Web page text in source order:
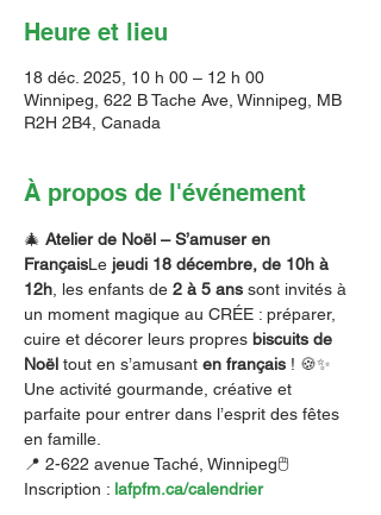
Heure et lieu
18 déc. 2025, 10 h 00 – 12 h 00
Winnipeg, 622 B Tache Ave, Winnipeg, MB
R2H 2B4, Canada
À propos de l'événement
🎄 Atelier de Noël – S’amuser en
FrançaisLe jeudi 18 décembre, de 10h à
12h , les enfants de 2 à 5 ans sont invités à
un moment magique au CRÉE : préparer,
cuire et décorer leurs propres biscuits de
Noël tout en s’amusant en français ! 🍪✨
Une activité gourmande, créative et
parfaite pour entrer dans l’esprit des fêtes
en famille.
📍 2-622 avenue Taché, Winnipeg🖱️
Inscription : lafpfm.ca/calendrier